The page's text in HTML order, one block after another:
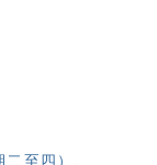
至四）、